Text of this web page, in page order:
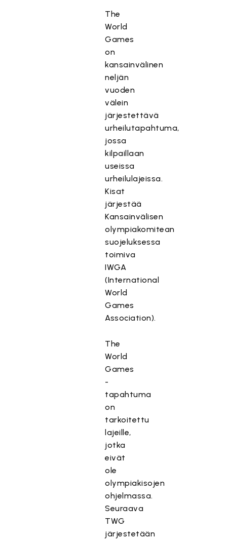
The
World
Games
on
kansainvälinen
neljän
vuoden
välein
järjestettävä
urheilutapahtuma,
jossa
kilpaillaan
useissa
urheilulajeissa.
Kisat
järjestää
Kansainvälisen
olympiakomitean
suojeluksessa
toimiva
IWGA
(International
World
Games
Association).
The
World
Games
-
tapahtuma
on
tarkoitettu
lajeille,
jotka
eivät
ole
olympiakisojen
ohjelmassa.
Seuraava
TWG
järjestetään